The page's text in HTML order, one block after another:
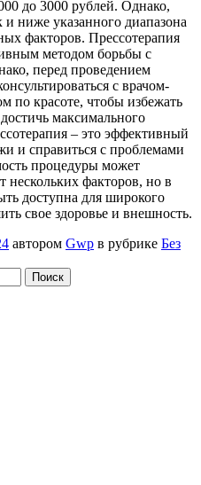
до 3000 рублей. Однако,
ниже указанного диапазона
факторов. Прессотерапия
методом борьбы с
перед проведением
с врачом-
по красоте, чтобы избежать
максимального
– это эффективный
и справиться с проблемами
процедуры может
нескольких факторов, но в
доступна для широкого
свое здоровье и внешность.
автором Gwp в рубрике Без